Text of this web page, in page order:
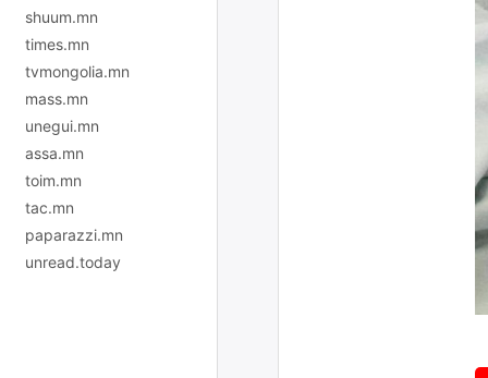
shuum.mn
times.mn
tvmongolia.mn
mass.mn
unegui.mn
assa.mn
toim.mn
tac.mn
paparazzi.mn
unread.today